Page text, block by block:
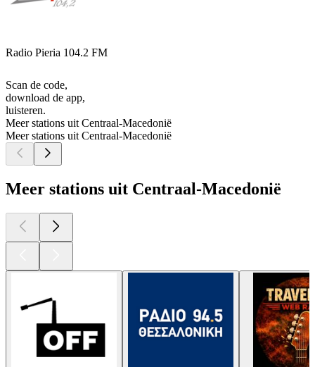
Radio Pieria 104.2 FM
Scan de code,
download de app,
luisteren.
Meer stations uit Centraal-Macedonië
Meer stations uit Centraal-Macedonië
Meer stations uit Centraal-Macedonië